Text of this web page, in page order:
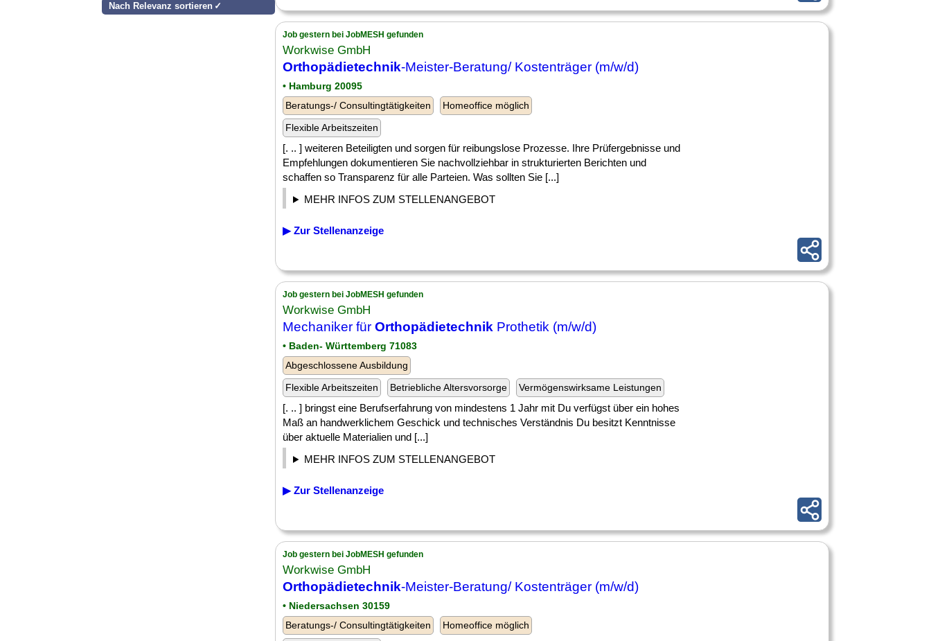
Nach Relevanz sortieren
Job gestern bei JobMESH gefunden
Workwise GmbH
Orthopädietechnik-Meister-Beratung/ Kostenträger (m/w/d)
• Hamburg 20095
Beratungs-/ Consultingtätigkeiten
Homeoffice möglich
Flexible Arbeitszeiten
[. .. ] weiteren Beteiligten und sorgen für reibungslose Prozesse. Ihre Prüfergebnisse und
Empfehlungen dokumentieren Sie nachvollziehbar in strukturierten Berichten und
schaffen so Transparenz für alle Parteien. Was sollten Sie [...]
MEHR INFOS ZUM STELLENANGEBOT
▶ Zur Stellenanzeige
Job gestern bei JobMESH gefunden
Workwise GmbH
Mechaniker für Orthopädietechnik Prothetik (m/w/d)
• Baden- Württemberg 71083
Abgeschlossene Ausbildung
Flexible Arbeitszeiten
Betriebliche Altersvorsorge Vermögenswirksame Leistungen
[. .. ] bringst eine Berufserfahrung von mindestens 1 Jahr mit Du verfügst über ein hohes
Maß an handwerklichem Geschick und technisches Verständnis Du besitzt Kenntnisse
über aktuelle Materialien und [...]
MEHR INFOS ZUM STELLENANGEBOT
▶ Zur Stellenanzeige
Job gestern bei JobMESH gefunden
Workwise GmbH
Orthopädietechnik-Meister-Beratung/ Kostenträger (m/w/d)
• Niedersachsen 30159
Beratungs-/ Consultingtätigkeiten
Homeoffice möglich